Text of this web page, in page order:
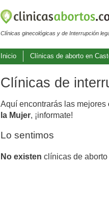
Clínicas ginecológicas y de Interrupción
Inicio Clínicas de aborto en
Clínicas de
Aquí encontrarás las mejores
la Mujer, ¡informate!
Lo sentimos
No existen clínicas de